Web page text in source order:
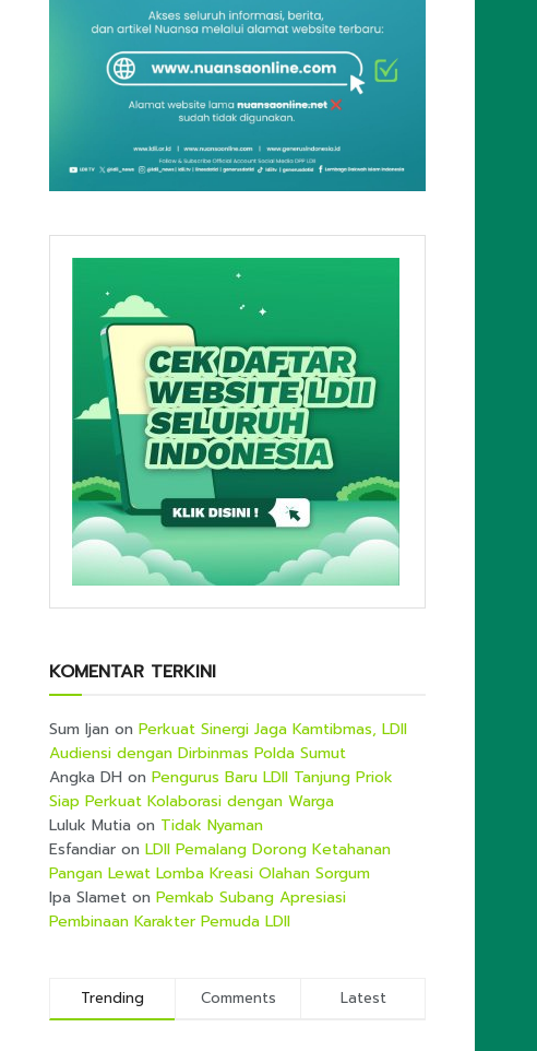
KOMENTAR TERKINI
Sum Ijan on Perkuat Sinergi Jaga Kamtibmas, LDII
Audiensi dengan Dirbinmas Polda Sumut
Angka DH on Pengurus Baru LDII Tanjung Priok
Siap Perkuat Kolaborasi dengan Warga
Luluk Mutia on Tidak Nyaman
Esfandiar on LDII Pemalang Dorong Ketahanan
Pangan Lewat Lomba Kreasi Olahan Sorgum
Ipa Slamet on Pemkab Subang Apresiasi
Pembinaan Karakter Pemuda LDII
Trending Comments Latest